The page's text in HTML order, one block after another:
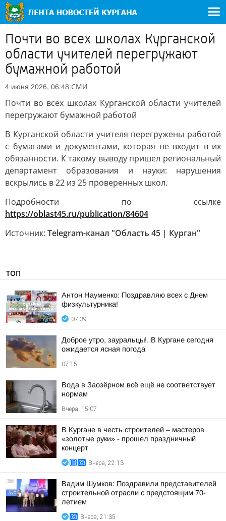
Почти во всех школах Курганской
области учителей перегружают
бумажной работой
4 июня 2026, 06:48 СМИ
Почти во всех школах Курганской области учителей
перегружают бумажной работой
В Курганской области учителя перегружены работой
с бумагами и документами, которая не входит в их
обязанности. К такому выводу пришел региональный
департамент образования и науки: нарушения
вскрылись в 22 из 25 проверенных школ.
Подробности по ссылке
https://oblast45.ru/publication/84604
Источник: Telegram-канал "Область 45 | Курган"
ТОП
Антон Науменко: Поздравляю всех с Днем
физкультурника!
07:39
Доброе утро, зауральцы!. В Кургане сегодня
ожидается ясная погода
07:15
Вода в Заозёрном всё ещё не соответствует
нормам
Вчера, 15:07
В Кургане в честь строителей – мастеров
«золотые руки» - прошел праздничный
концерт
Вчера, 22:13
Вадим Шумков: Поздравили представителей
строительной отрасли с предстоящим 70-
летием
Вчера, 21:35